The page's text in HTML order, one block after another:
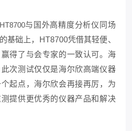
HT8700与国外高精度分析仪同场
基础上，
HT8700凭借其轻便、
得了与会专家的一致认可。海
次测试仅仅是海尔欣高端仪器
起点，海尔欣会再接再厉，为
提供更优秀的仪器产品和解决